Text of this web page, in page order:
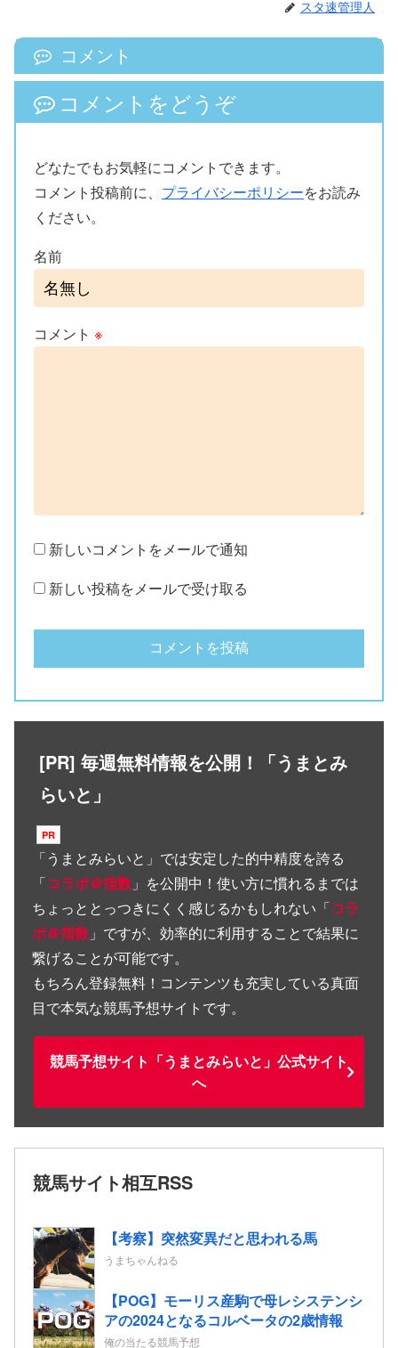
スタ速管理人
コメント
コメントをどうぞ
どなたでもお気軽にコメントできます。
コメント投稿前に、 プライバシーポリシーをお読み
ください。
名前
コメント ※
新しいコメントをメールで通知
新しい投稿をメールで受け取る
[PR] 毎週無料情報を公開！「うまとみ
らいと」
「うまとみらいと 」では安定した的中精度を誇る
「コラボ＠指数 」を公開中！使い方に慣れるまでは
ちょっととっつきにくく感じるかもしれない「コラ
ボ＠指数 」ですが、効率的に利用することで結果に
繋げることが可能です。
もちろん登録無料！コンテンツも充実している真面
目で本気な競馬予想サイトです。
競馬予想サイト「うまとみらいと」公式サイト
へ
競馬サイト相互RSS
【考察】突然変異だと思われる馬
うまちゃんねる
【POG】モーリス産駒で母レシステンシ
アの2024となるコルベータの2歳情報
俺の当たる競馬予想